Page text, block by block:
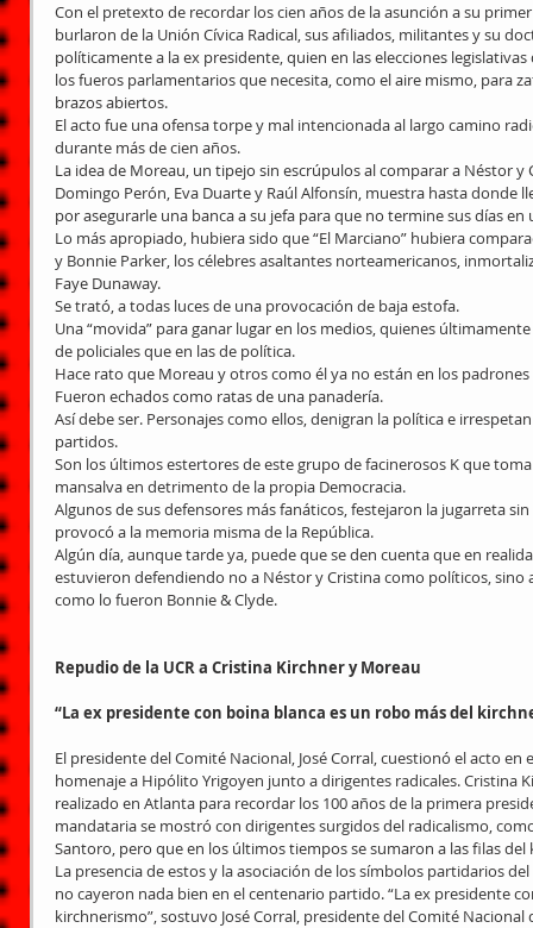
Con el pretexto de recordar los cien años de la asunción a su
burlaron de la Unión Cívica Radical, sus afiliados, militantes y su
políticamente a la ex presidente, quien en las elecciones
los fueros parlamentarios que necesita, como el aire mismo, para
brazos abiertos.
El acto fue una ofensa torpe y mal intencionada al largo camino
durante más de cien años.
La idea de Moreau, un tipejo sin escrúpulos al comparar a Néstor
Domingo Perón, Eva Duarte y Raúl Alfonsín, muestra hasta donde
por asegurarle una banca a su jefa para que no termine sus días en
Lo más apropiado, hubiera sido que “El Marciano” hubiera
y Bonnie Parker, los célebres asaltantes norteamericanos,
Faye Dunaway.
Se trató, a todas luces de una provocación de baja estofa.
Una “movida” para ganar lugar en los medios, quienes
de policiales que en las de política.
Hace rato que Moreau y otros como él ya no están en los padrones
Fueron echados como ratas de una panadería.
Así debe ser. Personajes como ellos, denigran la política e
partidos.
Son los últimos estertores de este grupo de facinerosos K que
mansalva en detrimento de la propia Democracia.
Algunos de sus defensores más fanáticos, festejaron la jugarreta
provocó a la memoria misma de la República.
Algún día, aunque tarde ya, puede que se den cuenta que en
estuvieron defendiendo no a Néstor y Cristina como políticos,
como lo fueron Bonnie & Clyde.
Repudio de la UCR a Cristina Kirchner y Moreau
“La ex presidente con boina blanca es un robo más del
El presidente del Comité Nacional, José Corral, cuestionó el acto
homenaje a Hipólito Yrigoyen junto a dirigentes radicales. Cristina
realizado en Atlanta para recordar los 100 años de la primera
mandataria se mostró con dirigentes surgidos del radicalismo,
Santoro, pero que en los últimos tiempos se sumaron a las filas del
La presencia de estos y la asociación de los símbolos partidarios
no cayeron nada bien en el centenario partido. “La ex presidente
kirchnerismo”, sostuvo José Corral, presidente del Comité Nacional